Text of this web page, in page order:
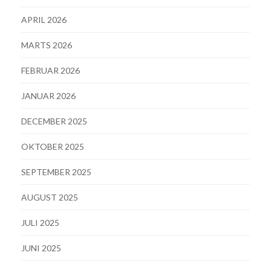
APRIL 2026
MARTS 2026
FEBRUAR 2026
JANUAR 2026
DECEMBER 2025
OKTOBER 2025
SEPTEMBER 2025
AUGUST 2025
JULI 2025
JUNI 2025